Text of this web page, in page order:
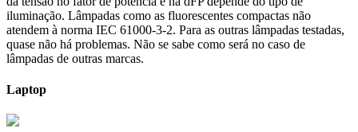
iluminação. Lâmpadas como as fluorescentes compactas não
atendem à norma IEC 61000-3-2. Para as outras lâmpadas testadas,
quase não há problemas. Não se sabe como será no caso de
lâmpadas de outras marcas.
Laptop